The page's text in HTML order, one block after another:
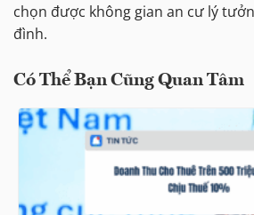
chọn được không gian an cư lý
đình.
Có Thể Bạn Cũng Quan Tâm